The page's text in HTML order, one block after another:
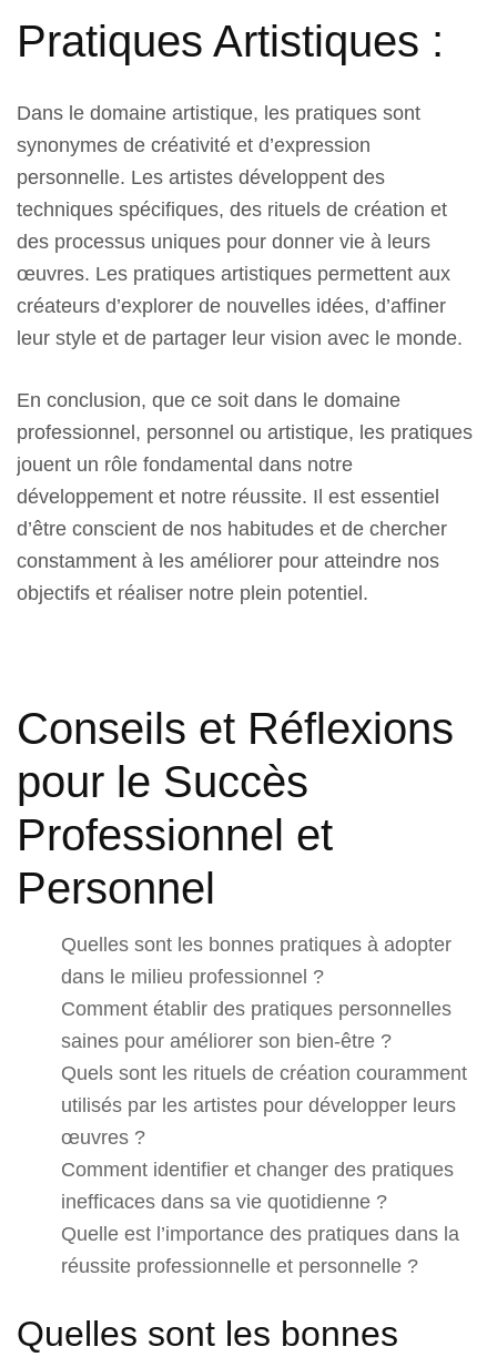
Pratiques Artistiques :
Dans le domaine artistique, les pratiques sont
synonymes de créativité et d’expression
personnelle. Les artistes développent des
techniques spécifiques, des rituels de création et
des processus uniques pour donner vie à leurs
œuvres. Les pratiques artistiques permettent aux
créateurs d’explorer de nouvelles idées, d’affiner
leur style et de partager leur vision avec le monde.
En conclusion, que ce soit dans le domaine
professionnel, personnel ou artistique, les pratiques
jouent un rôle fondamental dans notre
développement et notre réussite. Il est essentiel
d’être conscient de nos habitudes et de chercher
constamment à les améliorer pour atteindre nos
objectifs et réaliser notre plein potentiel.
Conseils et Réflexions
pour le Succès
Professionnel et
Personnel
Quelles sont les bonnes pratiques à adopter
dans le milieu professionnel ?
Comment établir des pratiques personnelles
saines pour améliorer son bien-être ?
Quels sont les rituels de création couramment
utilisés par les artistes pour développer leurs
œuvres ?
Comment identifier et changer des pratiques
inefficaces dans sa vie quotidienne ?
Quelle est l’importance des pratiques dans la
réussite professionnelle et personnelle ?
Quelles sont les bonnes